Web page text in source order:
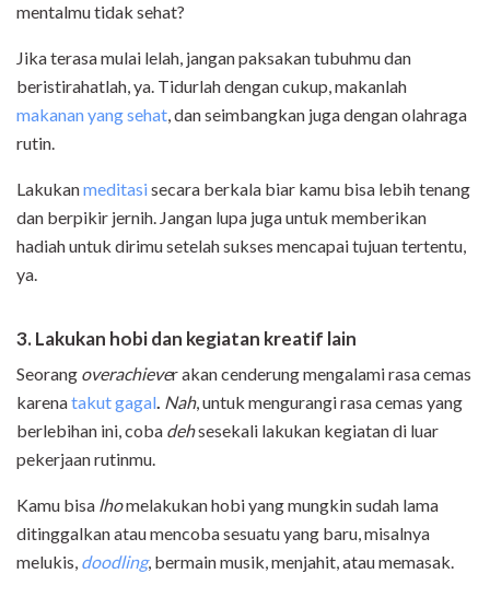
mentalmu tidak sehat?
Jika terasa mulai lelah, jangan paksakan tubuhmu dan
beristirahatlah, ya. Tidurlah dengan cukup, makanlah
makanan yang sehat, dan seimbangkan juga dengan olahraga
rutin.
Lakukanmeditasisecara berkala biar kamu bisa lebih tenang
dan berpikir jernih. Jangan lupa juga untuk memberikan
hadiah untuk dirimu setelah sukses mencapai tujuan tertentu,
ya.
3. Lakukan hobi dan kegiatan kreatif lain
Seorang overachiever akan cenderung mengalami rasa cemas
karenatakut gagal. Nah, untuk mengurangi rasa cemas yang
berlebihan ini, coba dehsesekali lakukan kegiatan di luar
pekerjaan rutinmu.
Kamu bisa lhomelakukan hobi yang mungkin sudah lama
ditinggalkan atau mencoba sesuatu yang baru, misalnya
melukis, doodling, bermain musik, menjahit, atau memasak.